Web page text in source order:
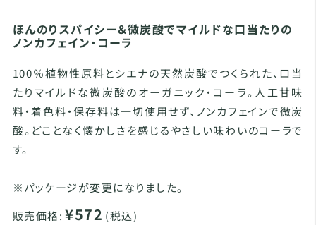
ほんのりスパイシー＆微炭酸でマイルドな口当たりの
ノンカフェイン・コーラ
100％植物性原料とシエナの天然炭酸でつくられた、口当
たりマイルドな微炭酸のオーガニック・コーラ。人工甘味
料・着色料・保存料は一切使用せず、ノンカフェインで微炭
酸。どことなく懐かしさを感じるやさしい味わいのコーラで
す。
※パッケージが変更になりました。
販売価格: ¥572 (税込)